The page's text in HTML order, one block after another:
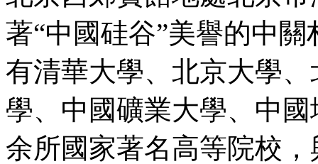
著“中國硅谷”美譽的中
有清華大學、北京大學
學、中國礦業大學、中
余所國家著名高等院校